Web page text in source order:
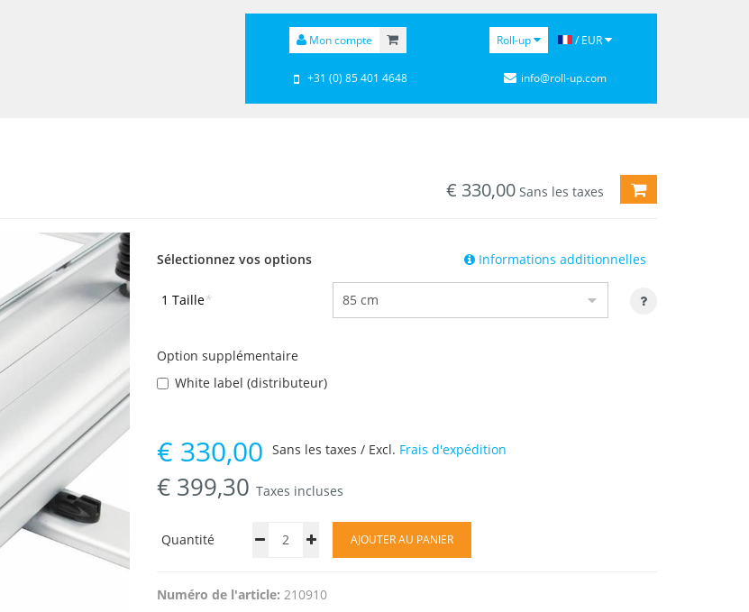
Mon compte Roll-up / EUR
+31 (0) 85 401 4648 info@roll-up.com
€ 330,00 Sans les taxes AJOUTER AU
Informations additionnelles
Sélectionnez vos options
1 Taille*
Option supplémentaire
White label (distributeur)
€ 330,00
€ 399,30 Taxes incluses
Sans les taxes / Excl. Frais d'expédition
Quantité AJOUTER AU PANIER
Numéro de l'article: 210910